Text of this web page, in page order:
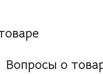
Вопросы о